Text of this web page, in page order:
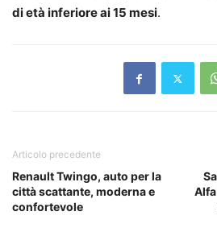
di età inferiore ai 15 mesi.
Articolo precedente
Renault Twingo, auto per la
città scattante, moderna e
confortevole